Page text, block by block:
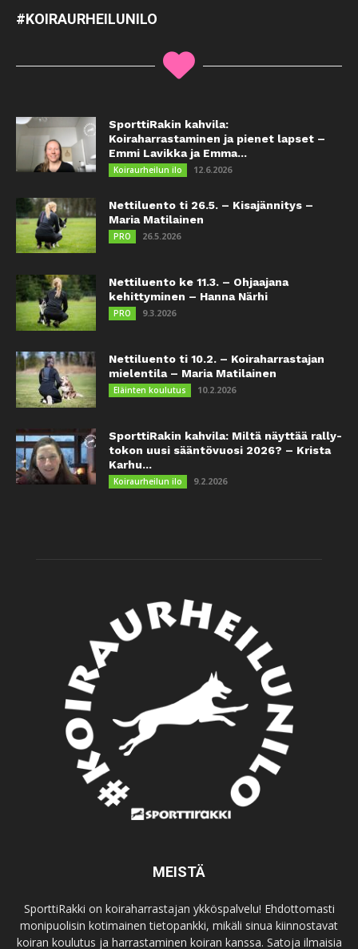
#KOIRAURHEILUNILO
SporttiRakin kahvila:
Koiraharrastaminen ja pienet lapset –
Emmi Lavikka ja Emma...
Koiraurheilun ilo 12.6.2026
Nettiluento ti 26.5. – Kisajännitys –
Maria Matilainen
PRO 26.5.2026
Nettiluento ke 11.3. – Ohjaajana
kehittyminen – Hanna Närhi
PRO 9.3.2026
Nettiluento ti 10.2. – Koiraharrastajan
mielentila – Maria Matilainen
Eläinten koulutus 10.2.2026
SporttiRakin kahvila: Miltä näyttää rally-
tokon uusi sääntövuosi 2026? – Krista
Karhu...
Koiraurheilun ilo 9.2.2026
MEISTÄ
SporttiRakki on koiraharrastajan ykköspalvelu! Ehdottomasti
monipuolisin kotimainen tietopankki, mikäli sinua kiinnostavat
koiran koulutus ja harrastaminen koiran kanssa. Satoja ilmaisia